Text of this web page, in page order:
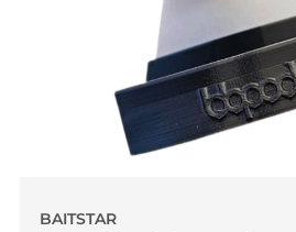
BAITSTAR